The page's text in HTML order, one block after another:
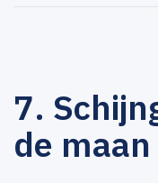
7.
de maan